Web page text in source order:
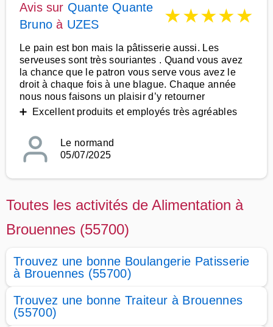
Avis sur Quante Quante
Bruno à UZES ★★★★★
Le pain est bon mais la pâtisserie aussi. Les
serveuses sont très souriantes . Quand vous avez
la chance que le patron vous serve vous avez le
droit à chaque fois à une blague. Chaque année
nous nous faisons un plaisir d’y retourner
➕ Excellent produits et employés très agréables
Le normand
05/07/2025
Toutes les activités de Alimentation à
Brouennes (55700)
Trouvez une bonne Boulangerie Patisserie
à Brouennes (55700)
Trouvez une bonne Traiteur à Brouennes
(55700)